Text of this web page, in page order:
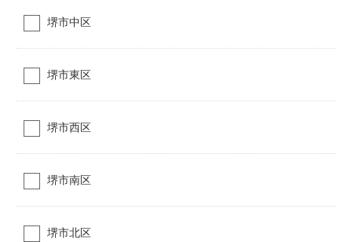
堺市中区
堺市東区
堺市西区
堺市南区
堺市北区